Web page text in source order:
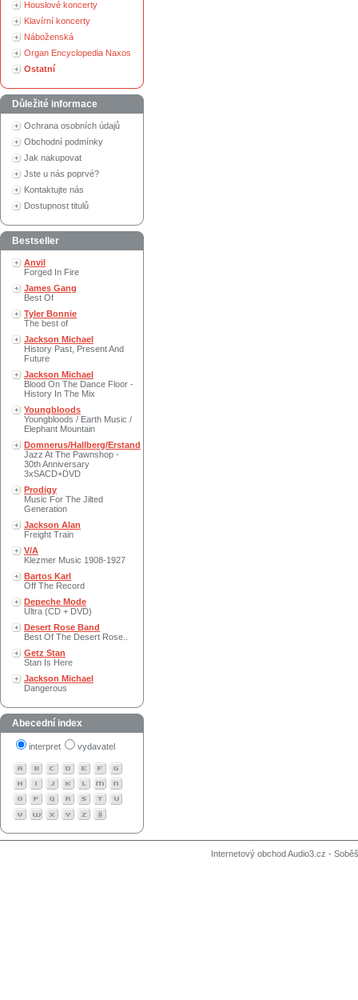
Houslové koncerty
Klavírní koncerty
Náboženská
Organ Encyclopedia Naxos
Ostatní
Důležité informace
Ochrana osobních údajů
Obchodní podmínky
Jak nakupovat
Jste u nás poprvé?
Kontaktujte nás
Dostupnost titulů
Bestseller
Anvil
Forged In Fire
James Gang
Best Of
Tyler Bonnie
The best of
Jackson Michael
History Past, Present And
Future
Jackson Michael
Blood On The Dance Floor -
History In The Mix
Youngbloods
Youngbloods / Earth Music /
Elephant Mountain
Domnerus/Hallberg/Erstand
Jazz At The Pawnshop -
30th Anniversary
3xSACD+DVD
Prodigy
Music For The Jilted
Generation
Jackson Alan
Freight Train
V/A
Klezmer Music 1908-1927
Bartos Karl
Off The Record
Depeche Mode
Ultra (CD + DVD)
Desert Rose Band
Best Of The Desert Rose..
Getz Stan
Stan Is Here
Jackson Michael
Dangerous
Abecední index
interpret vydavatel
Internetový obchod Audio3.cz -